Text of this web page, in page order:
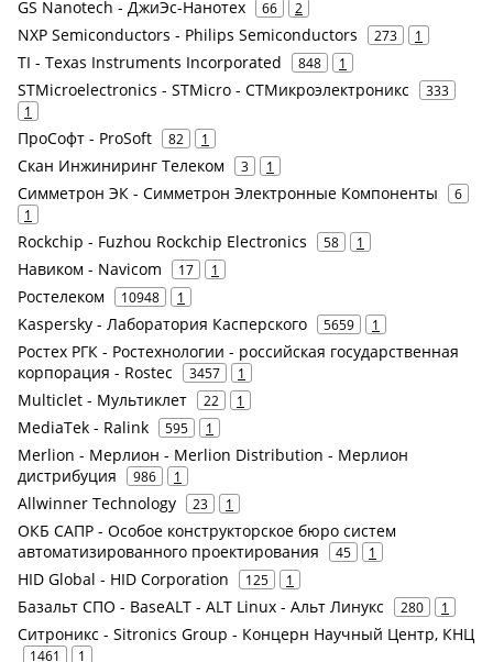
GS Nanotech - ДжиЭс-Нанотех 66 2
NXP Semiconductors - Philips Semiconductors 273 1
TI - Texas Instruments Incorporated 848 1
STMicroelectronics - STMicro - СТМикроэлектроникс
333
1
ПроСофт - ProSoft 82 1
Скан Инжиниринг Телеком 3 1
Симметрон ЭК - Симметрон Электронные Компоненты
6
1
Rockchip - Fuzhou Rockchip Electronics 58 1
Навиком - Navicom 17 1
Ростелеком 10948 1
Kaspersky - Лаборатория Касперского 5659 1
Ростех РГК - Ростехнологии - российская государственная
корпорация - Rostec
3457 1
Multiclet - Мультиклет 22 1
MediaTek - Ralink 595 1
Merlion - Мерлион - Merlion Distribution - Мерлион
дистрибуция
986 1
Allwinner Technology 23 1
ОКБ САПР - Особое конструкторское бюро систем
автоматизированного проектирования
45 1
HID Global - HID Corporation 125 1
Базальт СПО - BaseALT - ALT Linux - Альт Линукс 280 1
Ситроникс - Sitronics Group - Концерн Научный Центр, КНЦ
1461 1